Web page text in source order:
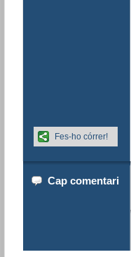
Fes-ho córrer!
Cap comentari